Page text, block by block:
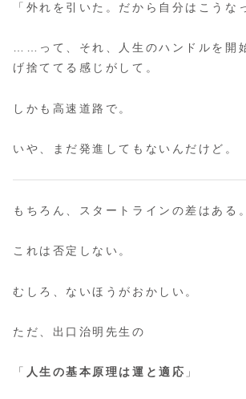
「外れを引いた。だから自分はこうな
……って、それ、人生のハンドルを開
げ捨ててる感じがして。
しかも高速道路で。
いや、まだ発進してもないんだけど。
もちろん、スタートラインの差はある。
これは否定しない。
むしろ、ないほうがおかしい。
ただ、出口治明先生の
「 人生の基本原理は運と適応 」